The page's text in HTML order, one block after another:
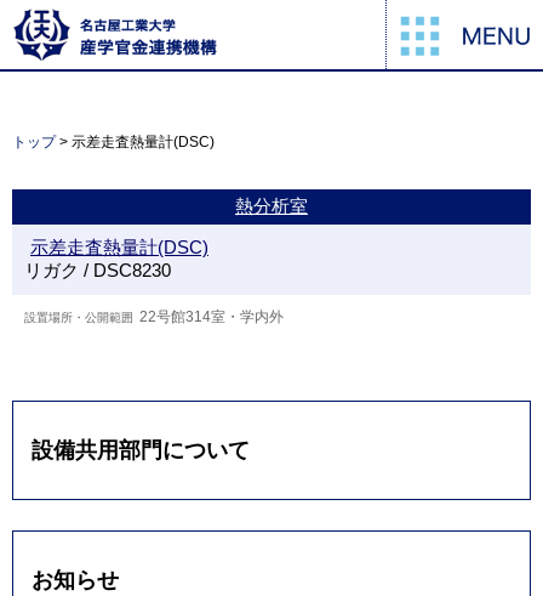
トップ> 示差走査熱量計(DSC)
熱分析室
示差走査熱量計(DSC)
リガク / DSC8230
22号館314室・学内外
設備共用部門について
お知らせ